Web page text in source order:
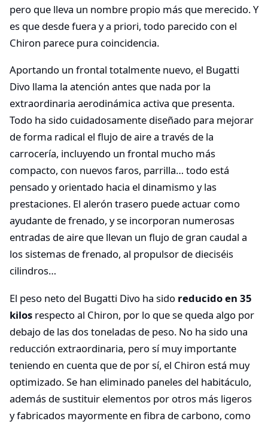
pero que lleva un nombre propio más que merecido. Y
es que desde fuera y a priori, todo parecido con el
Chiron parece pura coincidencia.
Aportando un frontal totalmente nuevo, el Bugatti
Divo llama la atención antes que nada por la
extraordinaria aerodinámica activa que presenta.
Todo ha sido cuidadosamente diseñado para mejorar
de forma radical el flujo de aire a través de la
carrocería, incluyendo un frontal mucho más
compacto, con nuevos faros, parrilla… todo está
pensado y orientado hacia el dinamismo y las
prestaciones. El alerón trasero puede actuar como
ayudante de frenado, y se incorporan numerosas
entradas de aire que llevan un flujo de gran caudal a
los sistemas de frenado, al propulsor de dieciséis
cilindros…
El peso neto del Bugatti Divo ha sido reducido en 35
kilos respecto al Chiron, por lo que se queda algo por
debajo de las dos toneladas de peso. No ha sido una
reducción extraordinaria, pero sí muy importante
teniendo en cuenta que de por sí, el Chiron está muy
optimizado. Se han eliminado paneles del habitáculo,
además de sustituir elementos por otros más ligeros
y fabricados mayormente en fibra de carbono, como